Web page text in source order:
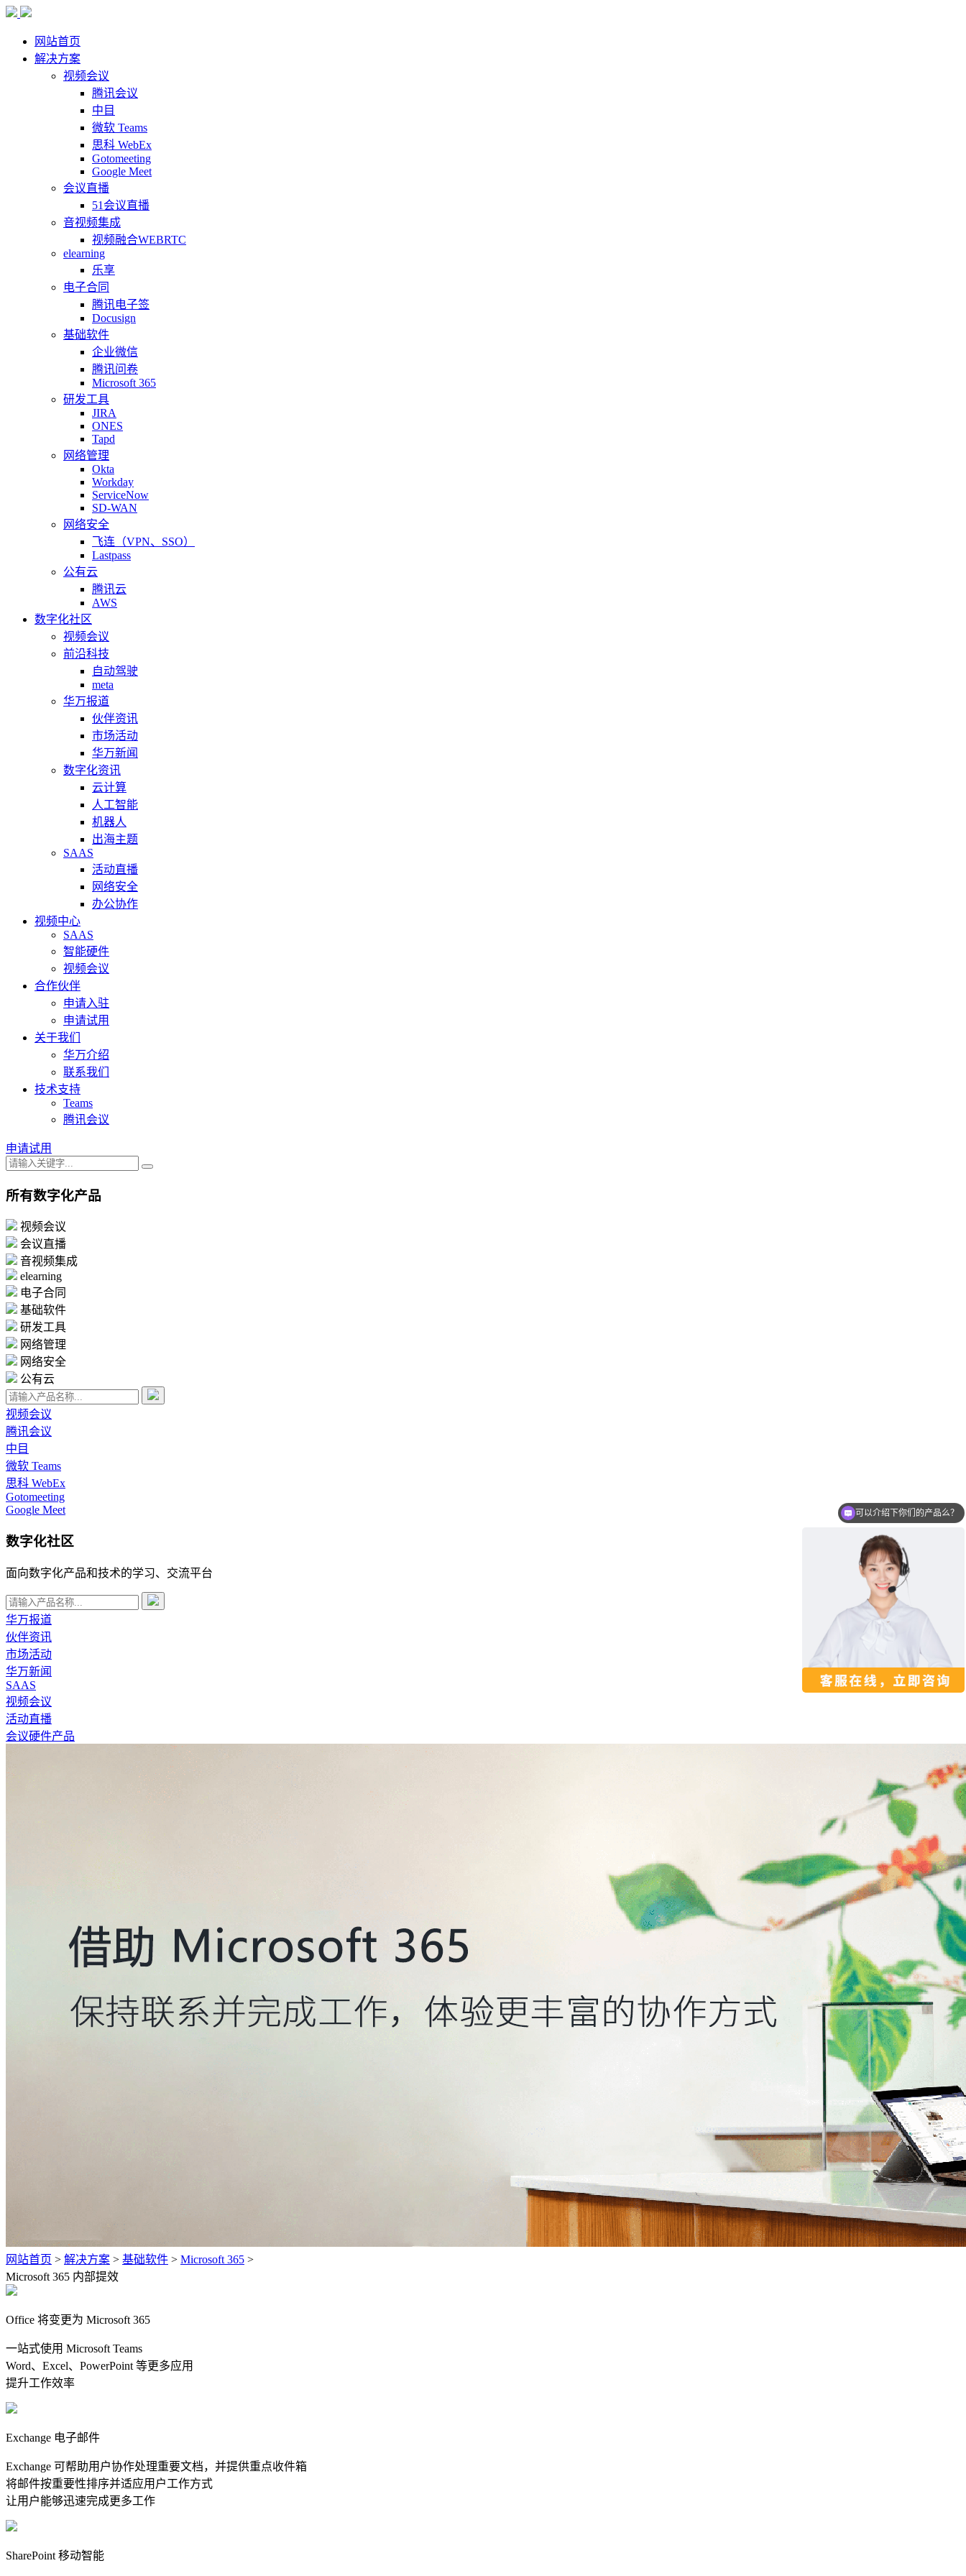
网站首页
解决方案
视频会议
腾讯会议
中目
微软 Teams
思科 WebEx
Gotomeeting
Google Meet
会议直播
51会议直播
音视频集成
视频融合WEBRTC
elearning
乐享
电子合同
腾讯电子签
Docusign
基础软件
企业微信
腾讯问卷
Microsoft 365
研发工具
JIRA
ONES
Tapd
网络管理
Okta
Workday
ServiceNow
SD-WAN
网络安全
飞连（VPN、SSO）
Lastpass
公有云
腾讯云
AWS
数字化社区
视频会议
前沿科技
自动驾驶
meta
华万报道
伙伴资讯
市场活动
华万新闻
数字化资讯
云计算
人工智能
机器人
出海主题
SAAS
活动直播
网络安全
办公协作
视频中心
SAAS
智能硬件
视频会议
合作伙伴
申请入驻
申请试用
关于我们
华万介绍
联系我们
技术支持
Teams
腾讯会议
申请试用
所有数字化产品
视频会议
会议直播
音视频集成
elearning
电子合同
基础软件
研发工具
网络管理
网络安全
公有云
视频会议
腾讯会议
中目
微软 Teams
思科 WebEx
Gotomeeting
Google Meet
数字化社区
面向数字化产品和技术的学习、交流平台
华万报道
伙伴资讯
市场活动
华万新闻
SAAS
视频会议
活动直播
会议硬件产品
网站首页 > 解决方案 > 基础软件 > Microsoft 365 >
Microsoft 365 内部提效
Office 将变更为 Microsoft 365
一站式使用 Microsoft Teams
Word、Excel、PowerPoint 等更多应用
提升工作效率
Exchange 电子邮件
Exchange 可帮助用户协作处理重要文档，并提供重点收件箱
将邮件按重要性排序并适应用户工作方式
让用户能够迅速完成更多工作
SharePoint 移动智能
可以介绍下你们的产品么？